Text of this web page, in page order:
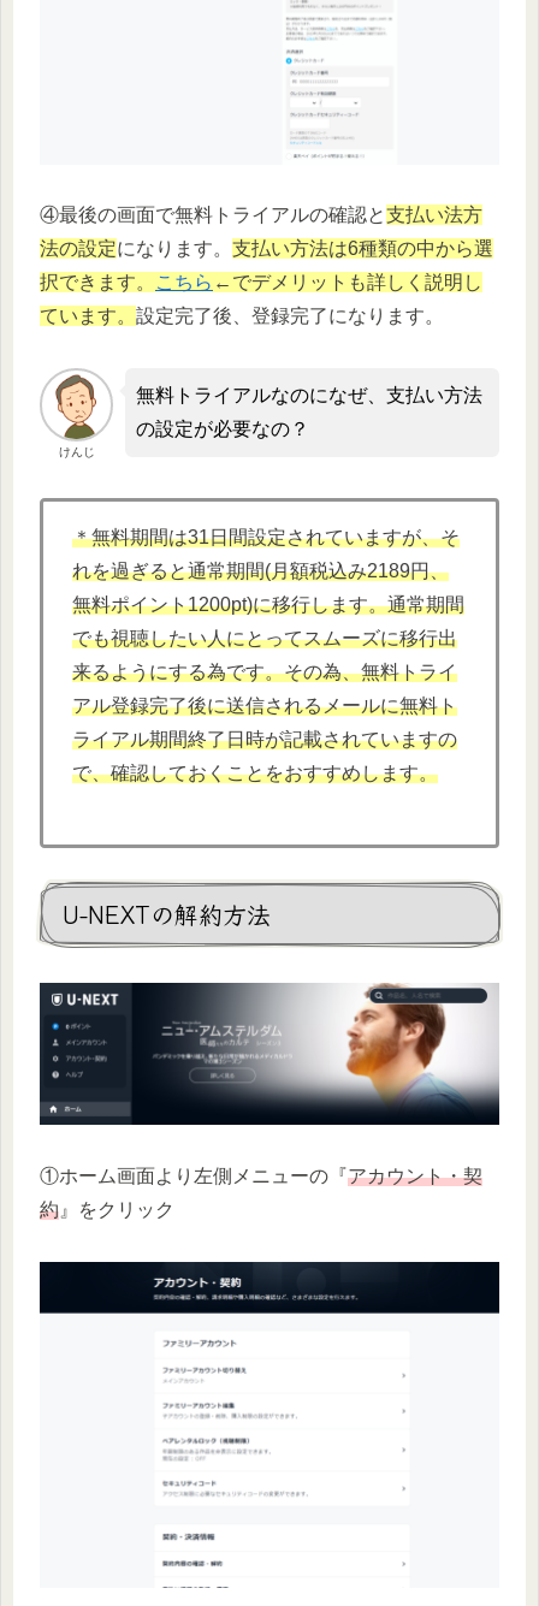
④最後の画面で無料トライアルの確認と支払い法方
法の設定になります。 支払い方法は6種類の中から選
択できます。
こちら ←でデメリットも詳しく説明し
ています。 設定完了後、登録完了になります。
けんじ
無料トライアルなのになぜ、支払い方法
の設定が必要なの？
＊無料期間は31日間設定されていますが、そ
れを過ぎると通常期間(月額税込み2189円、
無料ポイント1200pt)に移行します。通常期間
でも視聴したい人にとってスムーズに移行出
来るようにする為です。その為、無料トライ
アル登録完了後に送信されるメールに無料ト
ライアル期間終了日時が記載されていますの
で、確認しておくことをおすすめします。
U-NEXTの解約方法
①ホーム画面より左側メニューの『アカウント・契
約 』をクリック